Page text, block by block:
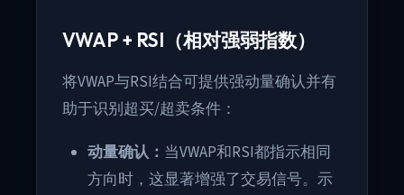
VWAP + RSI（相对强弱指数）
将VWAP与RSI结合可提供强动量确认并有
助于识别超买/超卖条件：
动量确认： 当VWAP和RSI都指示相同
方向时，这显著增强了交易信号。示